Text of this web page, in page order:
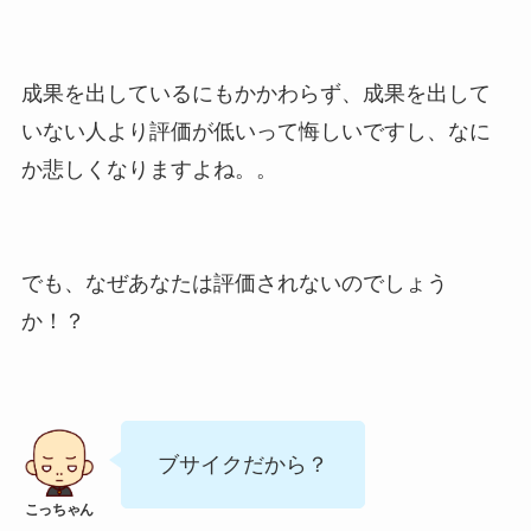
成果を出しているにもかかわらず、成果を出して
いない人より評価が低いって悔しいですし、なに
か悲しくなりますよね。。
でも、なぜあなたは評価されないのでしょう
か！？
ブサイクだから？